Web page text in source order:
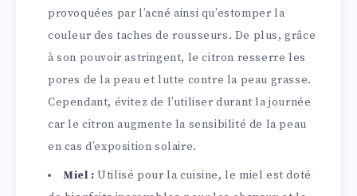
provoquées par l’acné ainsi qu’estomper la
couleur des taches de rousseurs. De plus, grâce
à son pouvoir astringent, le citron resserre les
pores de la peau et lutte contre la peau grasse.
Cependant, évitez de l’utiliser durant la journée
car le citron augmente la sensibilité de la peau
en cas d’exposition solaire.
Miel :Utilisé pour la cuisine, le miel est doté